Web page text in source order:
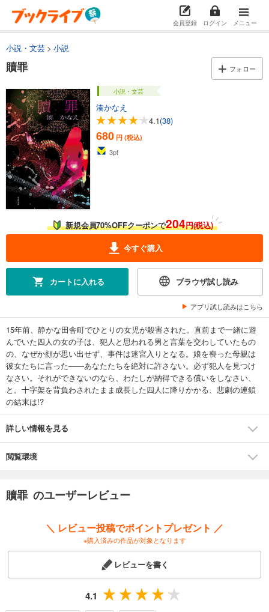
会員登録 ログイン メニュー
小説・文芸 小説
贖罪 フォロー
小説・文芸
湊かなえ
4.1(38)
680 円 (税込)
3pt
新規会員70%OFFクーポンで204円(税込)
今すぐ購入
カートに入れる ブラウザ試し読み
アプリ試し読みはこちら
15年前、静かな田舎町でひとりの女児が殺害された。直前まで一緒に遊
んでいた四人の女の子は、犯人と思われる男と言葉を交わしていたもの
の、なぜか顔が思い出せず、事件は迷宮入りとなる。娘を喪った母親は
彼女たちに言った――あなたたちを絶対に許さない。必ず犯人を見つけ
なさい。それができないのなら、わたしが納得できる償いをしなさい、
と。十字架を背負わされたまま成長した四人に降りかかる、悲劇の連鎖
の結末は!?
詳しい情報を見る
閲覧環境
贖罪 のユーザーレビュー
＼ レビュー投稿でポイントプレゼント ／
※購入済みの作品が対象となります
レビューを書く
4.1